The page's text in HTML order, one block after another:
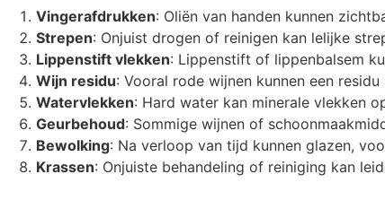
Vingerafdrukken: Oliën van handen kunnen
Strepen: Onjuist drogen of reinigen kan lelijke
Lippenstift vlekken: Lippenstift of lippenbalsem
Wijn residu: Vooral rode wijnen kunnen een
Watervlekken: Hard water kan minerale vlekken
Geurbehoud: Sommige wijnen of
Bewolking: Na verloop van tijd kunnen glazen,
Krassen: Onjuiste behandeling of reiniging kan